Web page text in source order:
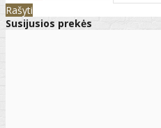
Rašyti
Susijusios prekės